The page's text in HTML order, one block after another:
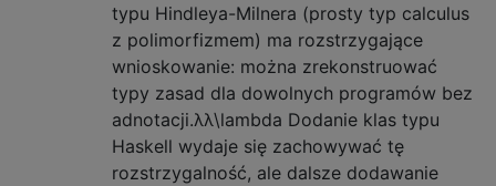
typu Hindleya-Milnera (prosty typ calculus
z polimorfizmem) ma rozstrzygające
wnioskowanie: można zrekonstruować
typy zasad dla dowolnych programów bez
adnotacji.λλ\lambda Dodanie klas typu
Haskell wydaje się zachowywać tę
rozstrzygalność, ale dalsze dodawanie